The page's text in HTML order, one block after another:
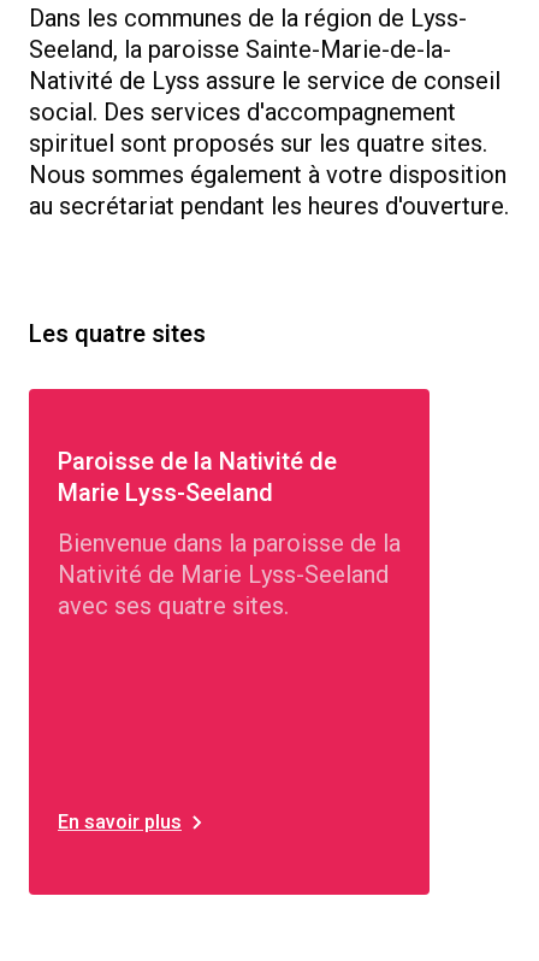
Dans les communes de la région de Lyss-
Seeland, la paroisse Sainte-Marie-de-la-
Nativité de Lyss assure le service de conseil
social. Des services d'accompagnement
spirituel sont proposés sur les quatre sites.
Nous sommes également à votre disposition
au secrétariat pendant les heures d'ouverture.
Les quatre sites
Paroisse de la Nativité de
Marie Lyss-Seeland
Bienvenue dans la paroisse de la
Nativité de Marie Lyss-Seeland
avec ses quatre sites.
En savoir plus